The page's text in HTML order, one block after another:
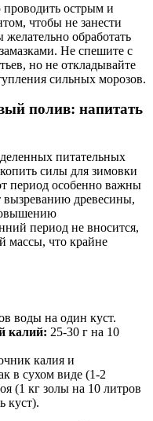
острым и
чтобы не занести
обработать
Не спешите с
но не откладывайте
сильных морозов.
полив: напитать
питательных
силы для зимовки
период особенно важны
древесины,
период не вносится,
массы, что крайне
воды на один куст.
калий: 25-30 г на 10
калия и
в сухом виде (1-2
(1 кг золы на 10 литров
куст).